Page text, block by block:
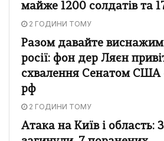
майже 1200 солдатів та
2 ГОДИНИ ТОМУ
Разом давайте
росії: фон дер Ляєн
схвалення Сенатом США
рф
2 ГОДИНИ ТОМУ
Атака на Київ і область: